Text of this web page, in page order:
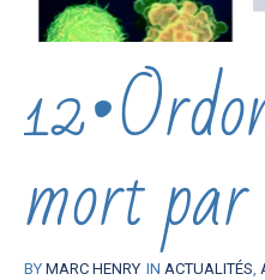
mort
BY MARC HENRY IN ACTUALITÉS,